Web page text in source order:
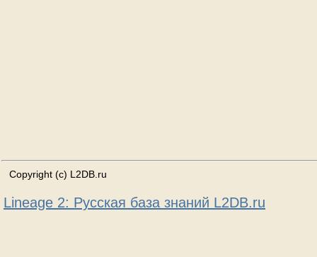
Copyright (c) L2DB.ru
Lineage 2: Русская база знаний L2DB.ru